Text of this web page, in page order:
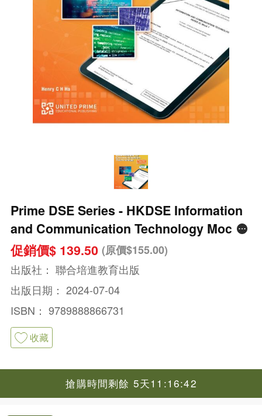
Prime DSE Series - HKDSE Information
and Communication Technology Mock
Papers (Paper 2C) Algorithm and
Programming - For 2025 HKDSE Exam &
After
促銷價$ 139.50 (原價$155.00)
出版社： 聯合培進教育出版
出版日期： 2024-07-04
ISBN： 9789888866731
收藏
搶購時間剩餘 5天11:16:41